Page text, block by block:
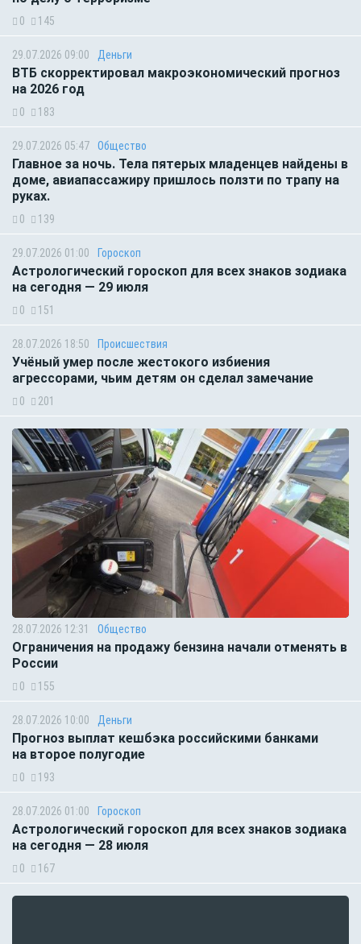
0 145
29.07.2026 09:00 Деньги
ВТБ скорректировал макроэкономический прогноз
на 2026 год
0 183
29.07.2026 05:47 Общество
Главное за ночь. Тела пятерых младенцев найдены в
доме, авиапассажиру пришлось ползти по трапу на
руках.
0 139
29.07.2026 01:00 Гороскоп
Астрологический гороскоп для всех знаков зодиака
на сегодня — 29 июля
0 151
28.07.2026 18:50 Происшествия
Учёный умер после жестокого избиения
агрессорами, чьим детям он сделал замечание
0 201
28.07.2026 12:31 Общество
Ограничения на продажу бензина начали отменять в
России
0 155
28.07.2026 10:00 Деньги
Прогноз выплат кешбэка российскими банками
на второе полугодие
0 193
28.07.2026 01:00 Гороскоп
Астрологический гороскоп для всех знаков зодиака
на сегодня — 28 июля
0 167